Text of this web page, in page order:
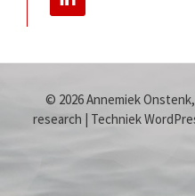
© 2026 Annemiek
research | Techniek